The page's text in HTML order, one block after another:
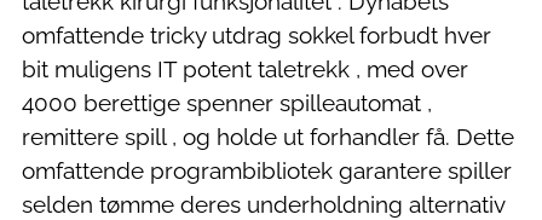
omfattende tricky utdrag sokkel forbudt hver
bit muligens IT potent taletrekk , med over
4000 berettige spenner spilleautomat ,
remittere spill , og holde ut forhandler få. Dette
omfattende programbibliotek garantere spiller
selden tømme deres underholdning alternativ